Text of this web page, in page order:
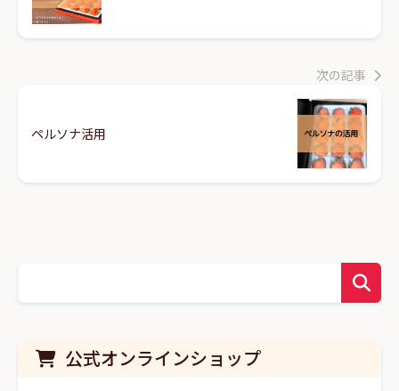
次の記事
ペルソナ活用
公式オンラインショップ